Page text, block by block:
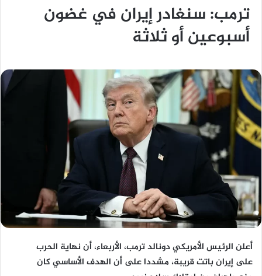
ترمب: سنغادر إيران في غضون
أسبوعين أو ثلاثة
أعلن الرئيس الأمريكي دونالد ترمب، الأربعاء، أن نهاية الحرب
على إيران باتت قريبة، مشددا على أن الهدف الأساسي كان